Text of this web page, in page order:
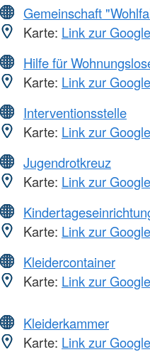
Gemeinschaft
Karte: Link zur
Hilfe für
Karte: Link zur
Interventionsstelle
Karte: Link zur
Jugendrotkreuz
Karte: Link zur
Karte: Link zur
Kleidercontainer
Karte: Link zur
Kleiderkammer
Karte: Link zur